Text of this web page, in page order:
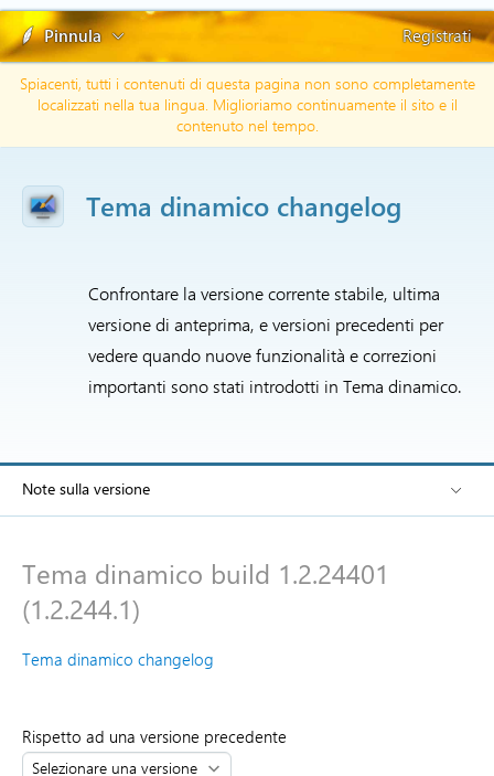
Pinnula Registrati
Spiacenti, tutti i contenuti di questa pagina non sono completamente
localizzati nella tua lingua. Miglioriamo continuamente il sito e il
contenuto nel tempo.
Tema dinamico changelog
Confrontare la versione corrente stabile, ultima
versione di anteprima, e versioni precedenti per
vedere quando nuove funzionalità e correzioni
importanti sono stati introdotti in Tema dinamico.
Note sulla versione
Tema dinamico build 1.2.24401
(1.2.244.1)
Tema dinamico changelog
Rispetto ad una versione precedente